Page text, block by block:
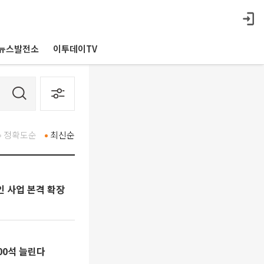
스발전소 이투데이TV
최신순
정확도순
러 인수로 스테이블코인 사업 본격 확장
석 늘린다